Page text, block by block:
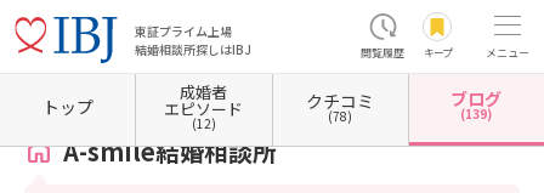
東証プライム上場
結婚相談所探しはIBJ
閲覧履歴 キープ メニュー
ホーム 東京都の結婚相談所 東京都町田市 A-smile結婚相談所 カウンセラーブログ一覧
A-smile結婚相談所
トップ
成婚者
エピソード
(12)
クチコミ
(78)
ブログ
(139)